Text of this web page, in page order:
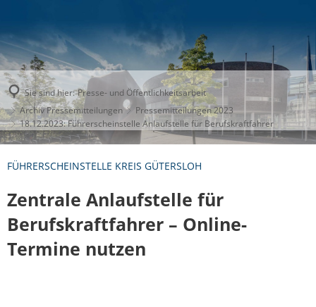
Sie sind hier: Presse- und Öffentlichkeitsarbeit
Archiv Pressemitteilungen
Pressemitteilungen 2023
18.12.2023: Führerscheinstelle Anlaufstelle für Berufskraftfahrer
FÜHRERSCHEINSTELLE KREIS GÜTERSLOH
Zentrale Anlaufstelle für
Berufskraftfahrer – Online-
Termine nutzen